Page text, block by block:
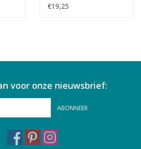
€19,25
voor onze nieuwsbrief:
ABONNEER